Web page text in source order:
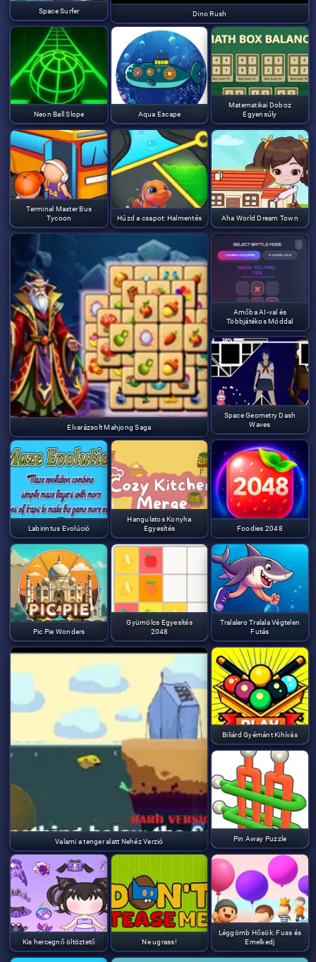
Dino Rush
Space Surfer
Neon Ball Slope Aqua Escape
Matematikai Doboz
Egyensúly
Terminal Master Bus
Tycoon
Húzd a csapot: Halmentés Aha World Dream Town
Elvarázsolt Mahjong Saga
Amőba AI-val és
Többjátékos Móddal
Space Geometry Dash
Waves
Labirintus Evolúció
Hangulatos Konyha
Egyesítés
Foodies 2048
Pic Pie Wonders
Gyümölcs Egyesítés
2048
Valami a tenger alatt Nehéz Verzió
Tralalero Tralala Végtelen
Futás
Biliárd Gyémánt Kihívás
Pin Away Puzzle
Kis hercegnő öltöztető Ne ugrass!
Léggömb Hősök: Fuss és
Emelkedj